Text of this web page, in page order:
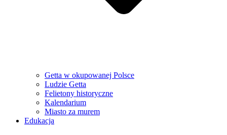
Getta w okupowanej Polsce
Ludzie Getta
Felietony historyczne
Kalendarium
Miasto za murem
Edukacja